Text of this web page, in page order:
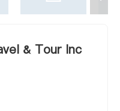
& Tour Inc